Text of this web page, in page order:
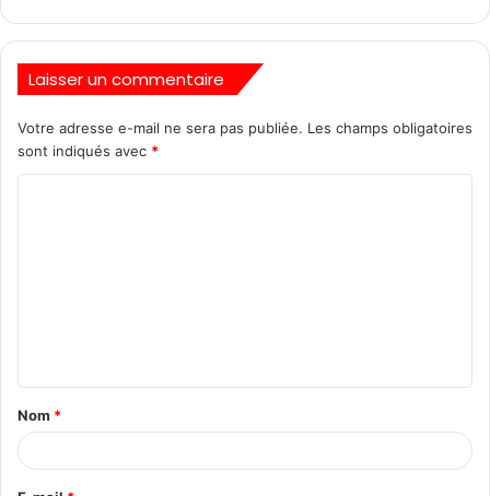
Laisser un commentaire
Votre adresse e-mail ne sera pas publiée. Les champs obligatoires
sont indiqués avec *
Nom *